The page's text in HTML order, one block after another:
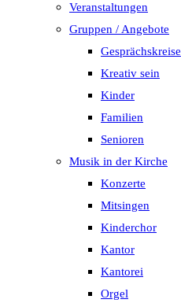
Veranstaltungen
Gruppen / Angebote
Gesprächskreise
Kreativ sein
Kinder
Familien
Senioren
Musik in der Kirche
Konzerte
Mitsingen
Kinderchor
Kantor
Kantorei
Orgel